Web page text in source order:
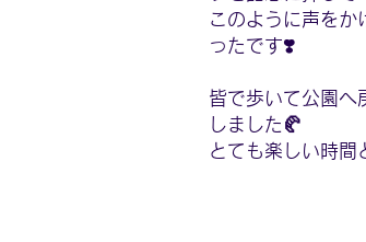
このように声をか
ったです❣️
皆で歩いて公園へ
しました🥐
とても楽しい時間